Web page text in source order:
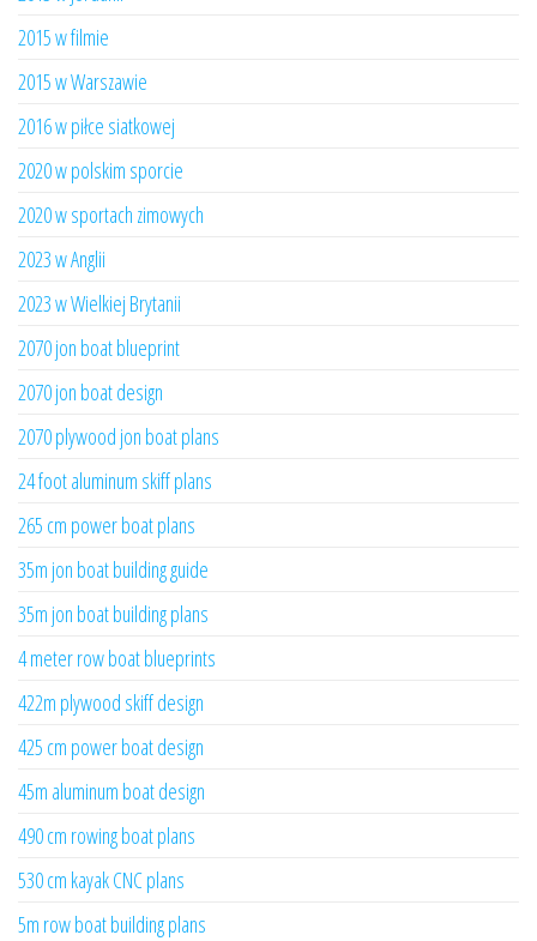
2015 w filmie
2015 w Warszawie
2016 w piłce siatkowej
2020 w polskim sporcie
2020 w sportach zimowych
2023 w Anglii
2023 w Wielkiej Brytanii
2070 jon boat blueprint
2070 jon boat design
2070 plywood jon boat plans
24 foot aluminum skiff plans
265 cm power boat plans
35m jon boat building guide
35m jon boat building plans
4 meter row boat blueprints
422m plywood skiff design
425 cm power boat design
45m aluminum boat design
490 cm rowing boat plans
530 cm kayak CNC plans
5m row boat building plans